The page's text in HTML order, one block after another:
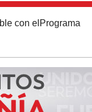
con el Programa